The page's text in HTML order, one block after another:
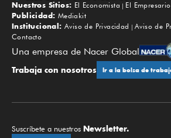
Nuestros Sitios: El Economista El Empresario
Publicidad: Mediakit
Institucional: Aviso de Privacidad
Aviso de
Contacto
Una empresa de Nacer Global
Trabaja con nosotros Ir a la bolsa de
Suscríbete a nuestros Newsletter.